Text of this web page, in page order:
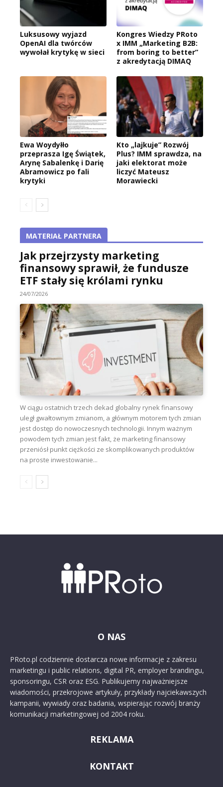
Luksusowy wyjazd
OpenAI dla twórców
wywołał krytykę w sieci
Kongres Wiedzy PRoto
x IMM „Marketing B2B:
from boring to better”
z akredytacją DIMAQ
Ewa Woydyłło
przeprasza Igę Świątek,
Arynę Sabalenkę i Darię
Abramowicz po fali
krytyki
Kto „lajkuje” Rozwój
Plus? IMM sprawdza, na
jaki elektorat może
liczyć Mateusz
Morawiecki
MATERIAŁ PARTNERA
Jak przejrzysty marketing
finansowy sprawił, że fundusze
ETF stały się królami rynku
24/07/2026
W ciągu ostatnich trzech dekad globalny rynek finansowy
uległ gwałtownym zmianom, a głównym motorem tych zmian
jest dostęp do nowoczesnych technologii. Innym ważnym
powodem tych zmian jest fakt, że marketing finansowy
przeniósł punkt ciężkości ze skomplikowanych produktów
na proste inwestowanie...
O NAS
PRoto.pl codziennie dostarcza nowe informacje z zakresu
marketingu i public relations, digital PR, employer brandingu,
sponsoringu, CSR oraz ESG. Publikujemy najważniejsze
wiadomości, przekrojowe artykuły, przykłady najciekawszych
kampanii, wywiady oraz badania, wspierając rozwój branży
komunikacji marketingowej od 2004 roku.
REKLAMA
KONTAKT